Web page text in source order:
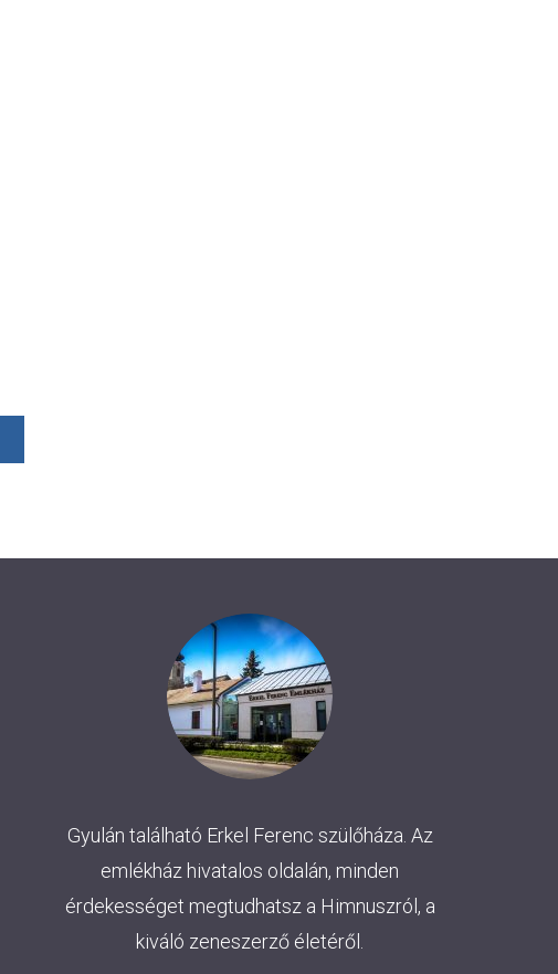
Gyulán található Erkel Ferenc szülőháza. Az
emlékház hivatalos oldalán, minden
érdekességet megtudhatsz a Himnuszról, a
kiváló zeneszerző életéről.